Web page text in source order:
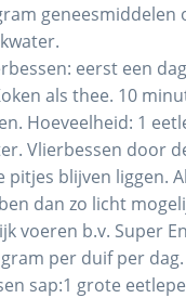
geneesmiddelen
eerst een
als thee. 10
Hoeveelheid: 1
Vlierbessen door
pitjes blijven liggen.
dan zo licht
voeren b.v. Super
per duif per dag.
sap:1 grote